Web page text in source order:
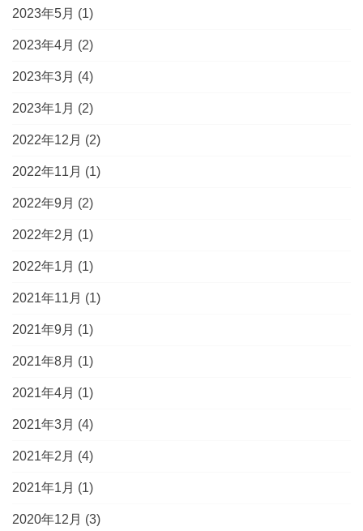
2023年5月 (1)
2023年4月 (2)
2023年3月 (4)
2023年1月 (2)
2022年12月 (2)
2022年11月 (1)
2022年9月 (2)
2022年2月 (1)
2022年1月 (1)
2021年11月 (1)
2021年9月 (1)
2021年8月 (1)
2021年4月 (1)
2021年3月 (4)
2021年2月 (4)
2021年1月 (1)
2020年12月 (3)